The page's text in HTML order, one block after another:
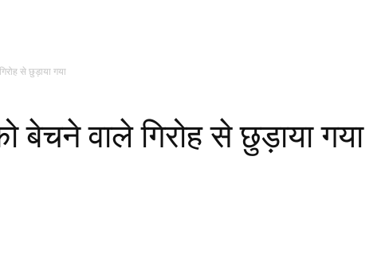
से छुड़ाया गया
बेचने वाले गिरोह से छुड़ाया गया